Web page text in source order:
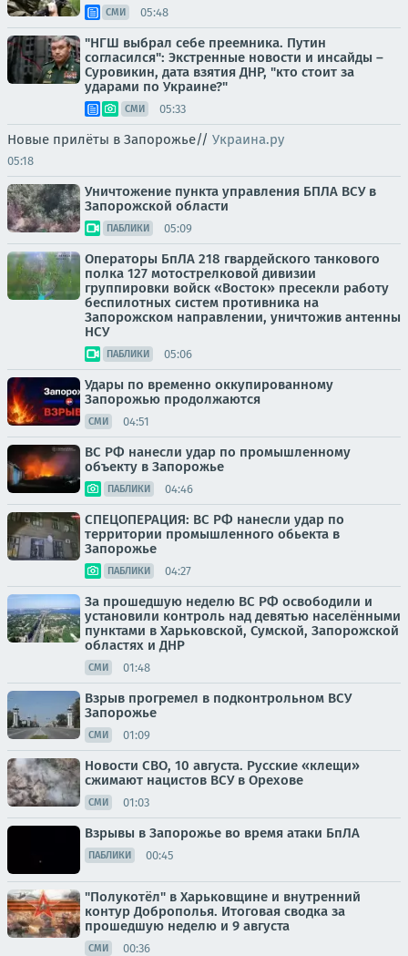
СМИ 05:48
"НГШ выбрал себе преемника. Путин
согласился": Экстренные новости и инсайды –
Суровикин, дата взятия ДНР, "кто стоит за
ударами по Украине?"
СМИ 05:33
Новые прилёты в Запорожье// Украина.ру
05:18
Уничтожение пункта управления БПЛА ВСУ в
Запорожской области
ПАБЛИКИ 05:09
Операторы БпЛА 218 гвардейского танкового
полка 127 мотострелковой дивизии
группировки войск «Восток» пресекли работу
беспилотных систем противника на
Запорожском направлении, уничтожив антенны
НСУ
ПАБЛИКИ 05:06
Удары по временно оккупированному
Запорожью продолжаются
СМИ 04:51
ВС РФ нанесли удар по промышленному
объекту в Запорожье
ПАБЛИКИ 04:46
СПЕЦОПЕРАЦИЯ: ВС РФ нанесли удар по
территории промышленного обьекта в
Запорожье
ПАБЛИКИ 04:27
За прошедшую неделю ВС РФ освободили и
установили контроль над девятью населёнными
пунктами в Харьковской, Сумской, Запорожской
областях и ДНР
СМИ 01:48
Взрыв прогремел в подконтрольном ВСУ
Запорожье
СМИ 01:09
Новости СВО, 10 августа. Русские «клещи»
сжимают нацистов ВСУ в Орехове
СМИ 01:03
Взрывы в Запорожье во время атаки БпЛА
ПАБЛИКИ 00:45
"Полукотёл" в Харьковщине и внутренний
контур Доброполья. Итоговая сводка за
прошедшую неделю и 9 августа
СМИ 00:36